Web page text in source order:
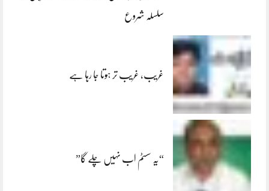
سلسلہ شروع
غریب، غریب تر ہوتا جا رہا ہے
“یہ سسٹم اب نہیں چلے گا”